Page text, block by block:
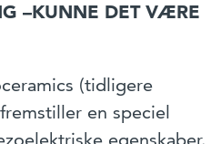
–KUNNE DET VÆRE
(tidligere
en speciel
egenskaber.